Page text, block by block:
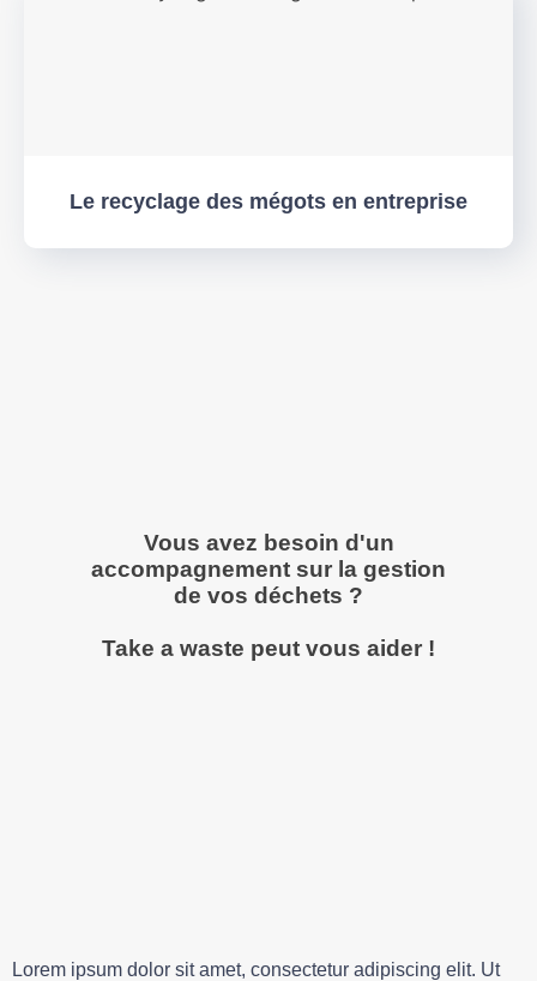
Le recyclage des mégots en entreprise
Vous avez besoin d'un
accompagnement sur la gestion
de vos déchets ?
Take a waste peut vous aider !
Lorem ipsum dolor sit amet, consectetur adipiscing elit. Ut